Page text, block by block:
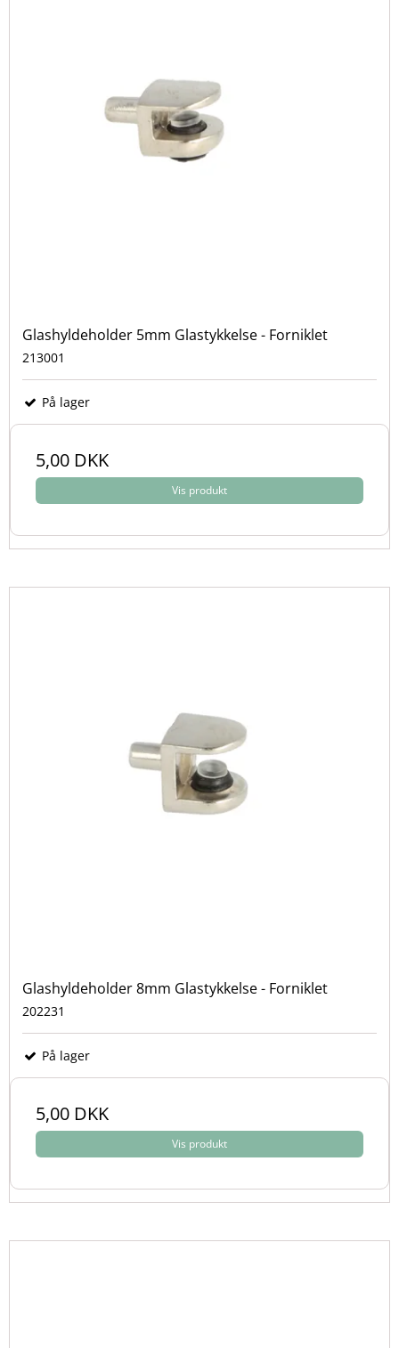
Glashyldeholder 5mm Glastykkelse - Forniklet
213001
På lager
5,00 DKK
Vis produkt
Glashyldeholder 8mm Glastykkelse - Forniklet
202231
På lager
5,00 DKK
Vis produkt